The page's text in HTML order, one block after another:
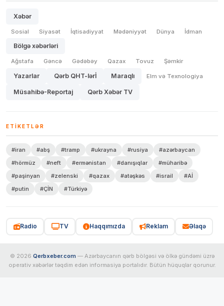
Xəbər
Sosial Siyasət İqtisadiyyat Mədəniyyət Dünya İdman
Bölgə xəbərləri
Ağstafa Gəncə Gədəbəy Qazax Tovuz Şəmkir
Yazarlar Qərb QHT-lərİ Maraqlı Elm və Texnologiya
Müsahibə-Reportaj Qərb Xəbər TV
ETIKETLƏR
#iran #abş #tramp #ukrayna #rusiya
#azərbaycan
#hörmüz
#neft #ermənistan #danışıqlar
#müharibə
#paşinyan
#zelenski #qazax #atəşkəs #israil
#Aİ
#putin
#ÇİN #Türkiyə
Radio TV Haqqımızda Reklam Əlaqə
© 2026 Qerbxeber.com — Azərbaycanın qərb bölgəsi və ölkə gündəmi üzrə
operativ xəbərlər təqdim edən informasiya portalıdır. Bütün hüquqlar qorunur.